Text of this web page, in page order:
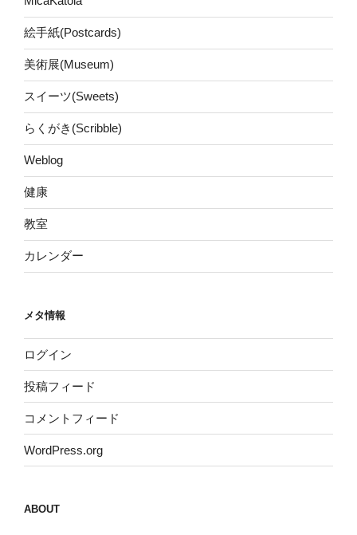
絵手紙(Postcards)
美術展(Museum)
スイーツ(Sweets)
らくがき(Scribble)
Weblog
健康
教室
カレンダー
メタ情報
ログイン
投稿フィード
コメントフィード
WordPress.org
ABOUT